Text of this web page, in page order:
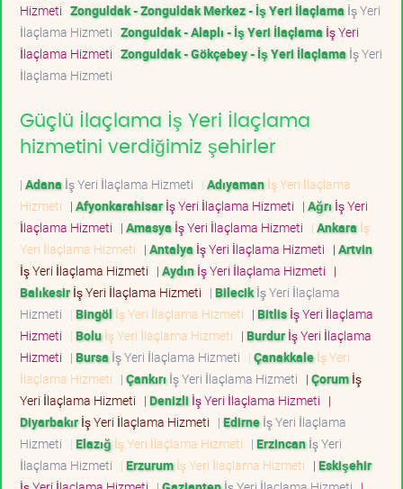
Hizmeti Zonguldak - Zonguldak Merkez - İş Yeri İlaçlama İş Yeri
İlaçlama Hizmeti Zonguldak - Alaplı - İş Yeri İlaçlama İş Yeri
İlaçlama Hizmeti Zonguldak - Gökçebey - İş Yeri İlaçlama İş Yeri
İlaçlama Hizmeti
Güçlü İlaçlama İş Yeri İlaçlama
hizmetini verdiğimiz şehirler
| Adana İş Yeri İlaçlama Hizmeti | Adıyamanİş Yeri İlaçlama
Hizmeti | Afyonkarahisarİş Yeri İlaçlama Hizmeti | Ağrı İş Yeri
İlaçlama Hizmeti | Amasya İş Yeri İlaçlama Hizmeti | Ankara İş
Yeri İlaçlama Hizmeti | Antalya İş Yeri İlaçlama Hizmeti | Artvin
İş Yeri İlaçlama Hizmeti | Aydınİş Yeri İlaçlama Hizmeti |
Balıkesirİş Yeri İlaçlama Hizmeti | Bilecikİş Yeri İlaçlama
Hizmeti | Bingöl İş Yeri İlaçlama Hizmeti | Bitlisİş Yeri İlaçlama
Hizmeti | Boluİş Yeri İlaçlama Hizmeti | Burdurİş Yeri İlaçlama
Hizmeti | Bursa İş Yeri İlaçlama Hizmeti | Çanakkaleİş Yeri
İlaçlama Hizmeti | Çankırı İş Yeri İlaçlama Hizmeti | Çorumİş
Yeri İlaçlama Hizmeti | Denizli İş Yeri İlaçlama Hizmeti |
Diyarbakırİş Yeri İlaçlama Hizmeti | Edirneİş Yeri İlaçlama
Hizmeti | Elazığ İş Yeri İlaçlama Hizmeti | Erzincanİş Yeri
İlaçlama Hizmeti | Erzurumİş Yeri İlaçlama Hizmeti | Eskişehir